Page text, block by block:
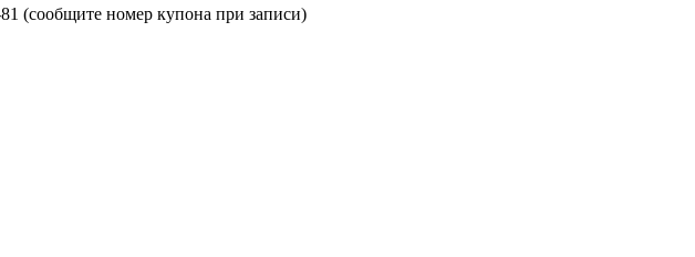
(сообщите номер купона при записи)